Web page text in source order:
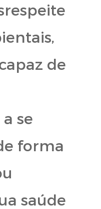
de
se
forma
saúde